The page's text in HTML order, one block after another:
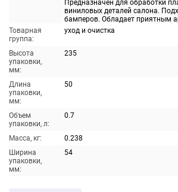
Предназначен для обработки
виниловых деталей салона.
бамперов. Обладает приятным
Товарная
группа:
уход и очистка
Высота
упаковки,
мм:
235
Длина
упаковки,
мм:
50
Объем
упаковки, л:
0.7
Масса, кг:
0.238
Ширина
упаковки,
мм:
54